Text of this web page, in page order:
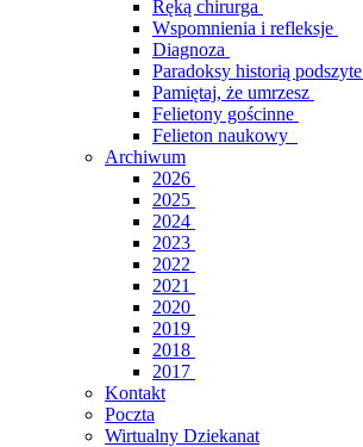
Ręką chirurga
Wspomnienia i refleksje
Diagnoza
Paradoksy historią podszyte
Pamiętaj, że umrzesz
Felietony gościnne
Felieton naukowy
Archiwum
2026
2025
2024
2023
2022
2021
2020
2019
2018
2017
Kontakt
Poczta
Wirtualny Dziekanat